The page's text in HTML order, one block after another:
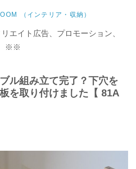
（インテリア・収納）
エイト広告、プロモーション、
。※※
ル組み立て完了？下穴を
を取り付けました【 81A